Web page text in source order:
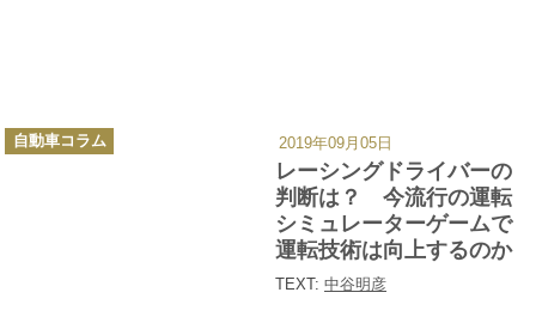
レーシングドライバーの
判断は？ 今流行の運転
シミュレーターゲームで
運転技術は向上するのか
TEXT: 中谷明彦
カ
テ
自動車コラム 2019年09月05日